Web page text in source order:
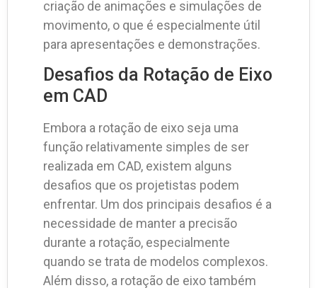
criação de animações e simulações de
movimento, o que é especialmente útil
para apresentações e demonstrações.
Desafios da Rotação de Eixo
em CAD
Embora a rotação de eixo seja uma
função relativamente simples de ser
realizada em CAD, existem alguns
desafios que os projetistas podem
enfrentar. Um dos principais desafios é a
necessidade de manter a precisão
durante a rotação, especialmente
quando se trata de modelos complexos.
Além disso, a rotação de eixo também